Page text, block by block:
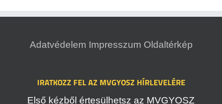
Adatvédelem Impresszum Oldaltérkép
IRATKOZZ FEL AZ MVGYOSZ HÍRLEVELÉRE
Első kézből értesülhetsz az MVGYOSZ